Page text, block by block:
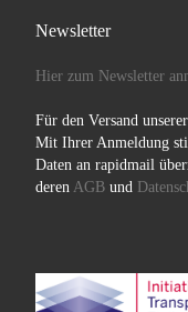
Newsletter
Hier zum Newsletter
Für den Versand
Mit Ihrer Anmeldung
Daten an rapidmail
deren AGBund